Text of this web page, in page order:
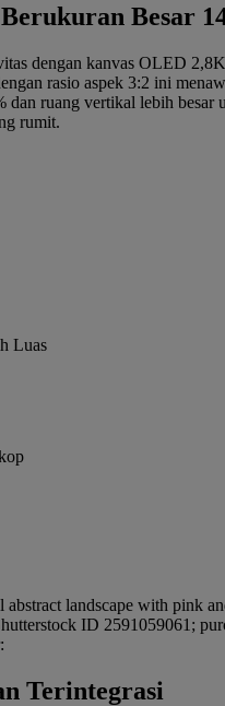
Besar
dengan kanvas OLED
rasio aspek 3:2 ini
dan ruang vertikal lebih besar
rumit.
Luas
Terintegrasi